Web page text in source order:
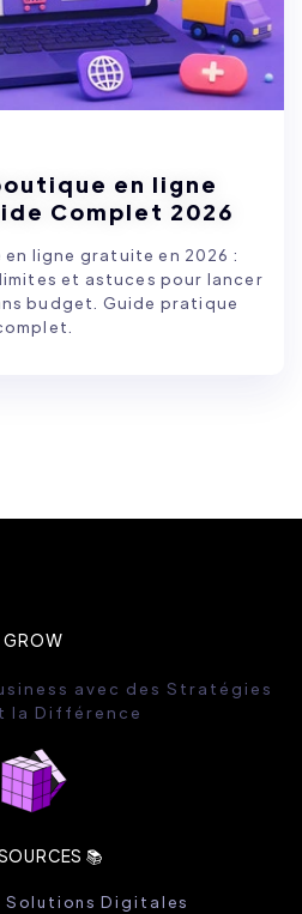
en ligne
Complet 2026
ligne gratuite en 2026 :
et astuces pour lancer
budget. Guide pratique
GROW
avec des Stratégies
la Différence
📚
Solutions Digitales